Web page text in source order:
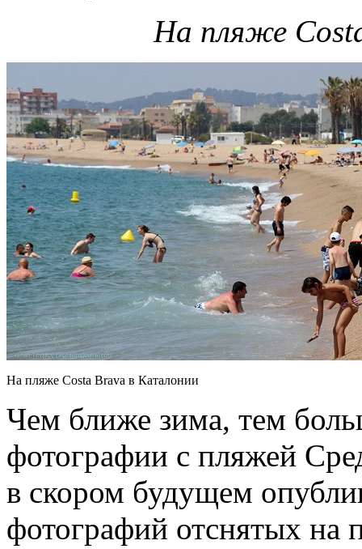
На пляже
На пляже Costa Brava в Каталонии
Чем ближе зима, тем
фотографии с пляжей
в скором будущем
фотографий отснятых на